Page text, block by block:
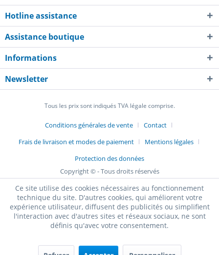
Hotline assistance
Assistance boutique
Informations
Newsletter
Tous les prix sont indiqués TVA légale comprise.
Conditions générales de vente
Contact
Frais de livraison et modes de paiement
Mentions légales
Protection des données
Copyright © - Tous droits réservés
Ce site utilise des cookies nécessaires au fonctionnement
technique du site. D'autres cookies, qui améliorent votre
expérience utilisateur, diffusent des publicités ou simplifient
l'interaction avec d'autres sites et réseaux sociaux, ne sont
définis qu'avec votre consentement.